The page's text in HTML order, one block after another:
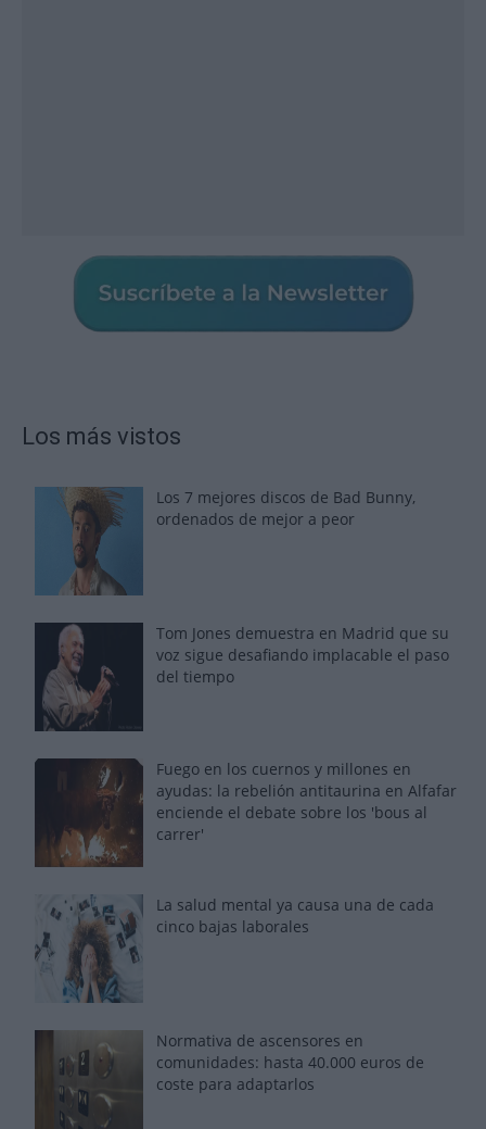
Los más vistos
Los 7 mejores discos de Bad Bunny,
ordenados de mejor a peor
Tom Jones demuestra en Madrid que su
voz sigue desafiando implacable el paso
del tiempo
Fuego en los cuernos y millones en
ayudas: la rebelión antitaurina en Alfafar
enciende el debate sobre los 'bous al
carrer'
La salud mental ya causa una de cada
cinco bajas laborales
Normativa de ascensores en
comunidades: hasta 40.000 euros de
coste para adaptarlos